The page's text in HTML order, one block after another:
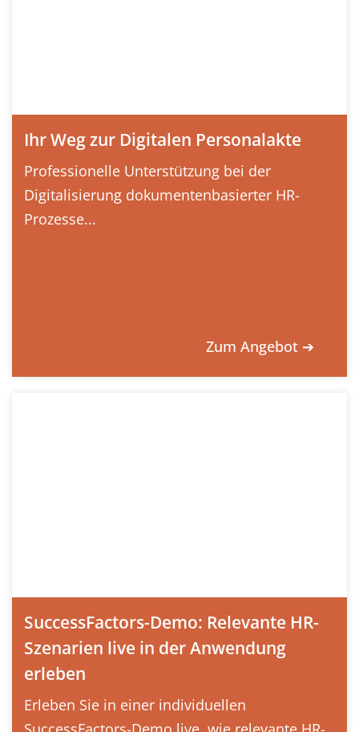
Ihr Weg zur Digitalen Personalakte
Professionelle Unterstützung bei der
Digitalisierung dokumentenbasierter HR-
Prozesse...
Zum Angebot ➔
SuccessFactors-Demo: Relevante HR-
Szenarien live in der Anwendung
erleben
Erleben Sie in einer individuellen